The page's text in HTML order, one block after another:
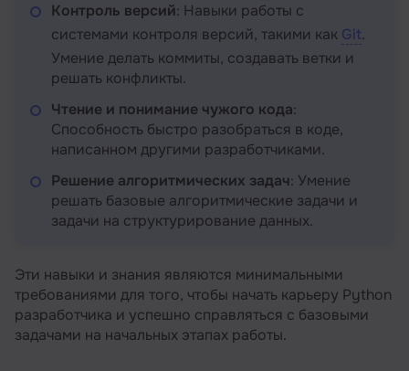
Контроль версий: Навыки работы с
системами контроля версий, такими как Git.
Умение делать коммиты, создавать ветки и
решать конфликты.
Чтение и понимание чужого кода:
Способность быстро разобраться в коде,
написанном другими разработчиками.
Решение алгоритмических задач: Умение
решать базовые алгоритмические задачи и
задачи на структурирование данных.
Эти навыки и знания являются минимальными
требованиями для того, чтобы начать карьеру Python
разработчика и успешно справляться с базовыми
задачами на начальных этапах работы.